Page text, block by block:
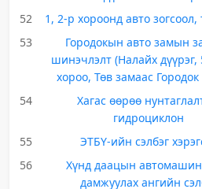
52
1, 2-р хороонд авто
53
Городокын авто замын
шинэчлэлт (Налайх дүүрэг,
хороо, Төв замаас Городок
54
Хагас өөрөө
гидроциклон
55 ЭТБҮ-ийн сэлбэг
56
Хүнд даацын
дамжуулах ангийн